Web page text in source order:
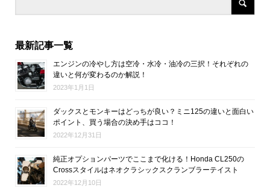
最新記事一覧
エンジンの冷やし方は空冷・水冷・油冷の三択！それぞれの
違いと何が変わるのか解説！
2023年1月1日
ダックスとモンキーはどっちが良い？ミニ125の違いと面白い
ポイント、買う場合の決め手はココ！
2022年12月31日
純正オプションパーツでここまで化ける！Honda CL250の
Crossスタイルはネオクラシックスクランブラーテイスト
2022年12月10日